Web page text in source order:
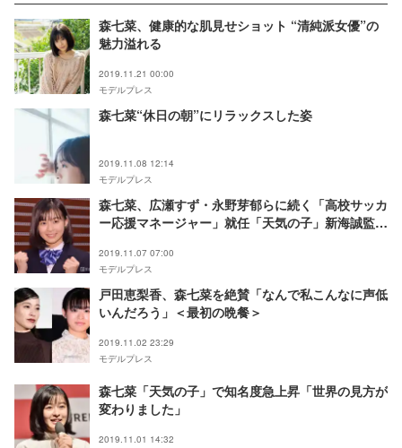
森七菜、健康的な肌見せショット “清純派女優”の
魅力溢れる
2019.11.21 00:00
モデルプレス
森七菜“休日の朝”にリラックスした姿
2019.11.08 12:14
モデルプレス
森七菜、広瀬すず・永野芽郁らに続く「高校サッカ
ー応援マネージャー」就任「天気の子」新海誠監督
2019.11.07 07:00
モデルプレス
戸田恵梨香、森七菜を絶賛「なんで私こんなに声低
いんだろう」＜最初の晩餐＞
2019.11.02 23:29
モデルプレス
森七菜「天気の子」で知名度急上昇「世界の見方が
変わりました」
2019.11.01 14:32